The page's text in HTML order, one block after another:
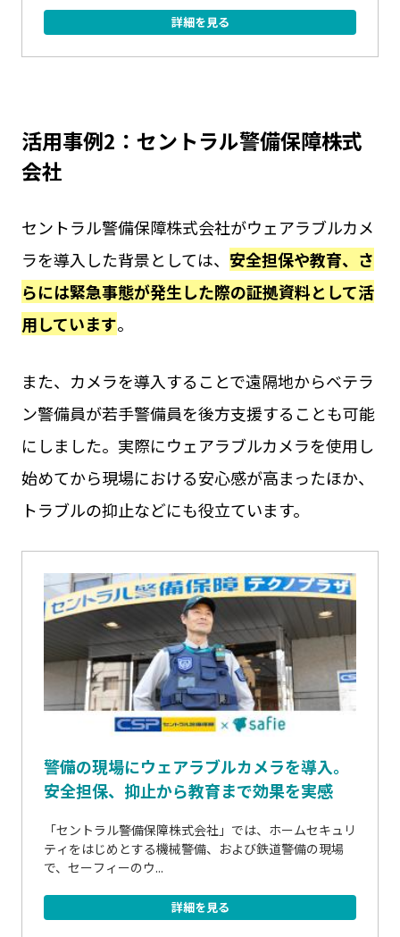
詳細を見る
活用事例2：セントラル警備保障株式
会社
セントラル警備保障株式会社がウェアラブルカメ
ラを導入した背景としては、 安全担保や教育、さ
らには緊急事態が発生した際の証拠資料として活
用しています。
また、カメラを導入することで遠隔地からベテラ
ン警備員が若手警備員を後方支援することも可能
にしました。実際にウェアラブルカメラを使用し
始めてから現場における安心感が高まったほか、
トラブルの抑止などにも役立ています。
警備の現場にウェアラブルカメラを導入。
安全担保、抑止から教育まで効果を実感
「セントラル警備保障株式会社」では、ホームセキュリ
ティをはじめとする機械警備、および鉄道警備の現場
で、セーフィーのウ...
詳細を見る